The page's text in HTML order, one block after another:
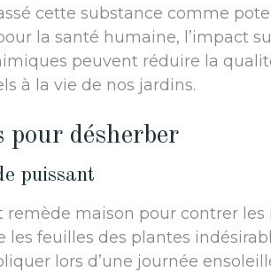
cette substance comme
la santé humaine, l’impact
peuvent réduire la
à la vie de nos jardins.
pour désherber
puissant
remède maison pour contrer les
les feuilles des plantes
lors d’une journée